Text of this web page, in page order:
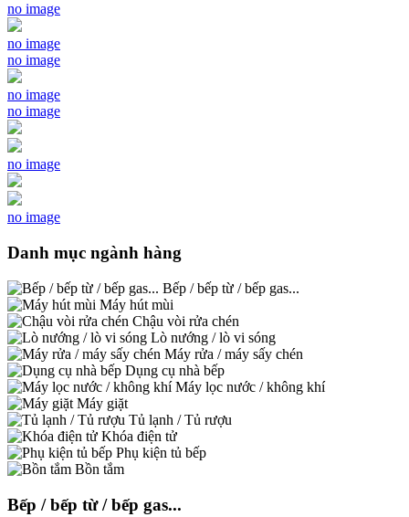
no image
no image
no image
no image
no image
no image
no image
Danh mục ngành hàng
Bếp / bếp từ / bếp gas...
Máy hút mùi
Chậu vòi rửa chén
Lò nướng / lò vi sóng
Máy rửa / máy sấy chén
Dụng cụ nhà bếp
Máy lọc nước / không khí
Máy giặt
Tủ lạnh / Tủ rượu
Khóa điện tử
Phụ kiện tủ bếp
Bồn tắm
Bếp / bếp từ / bếp gas...